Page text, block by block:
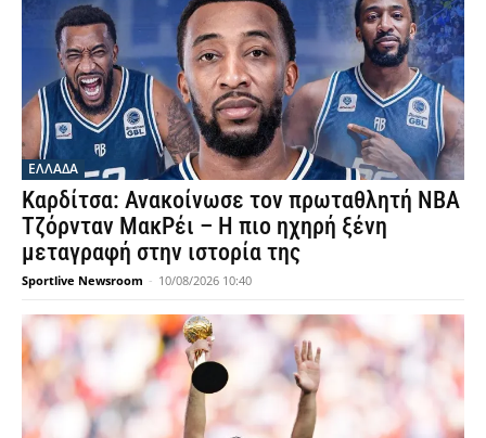
ΕΛΛΑΔΑ
Καρδίτσα: Ανακοίνωσε τον πρωταθλητή NBA
Τζόρνταν ΜακΡέι – Η πιο ηχηρή ξένη
μεταγραφή στην ιστορία της
Sportlive Newsroom - 10/08/2026 10:40